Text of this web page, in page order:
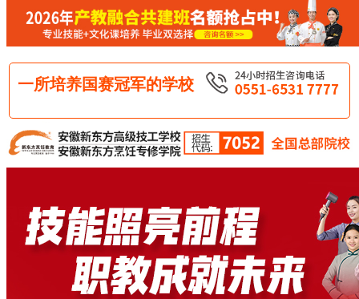
一所培养国赛冠军的学校